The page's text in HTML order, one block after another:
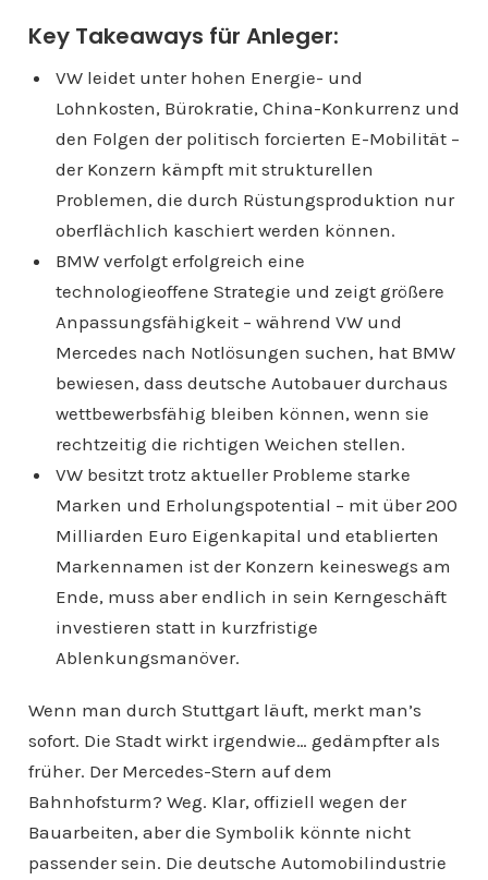
Key Takeaways für Anleger:
VW leidet unter hohen Energie- und
Lohnkosten, Bürokratie, China-Konkurrenz und
den Folgen der politisch forcierten E-Mobilität –
der Konzern kämpft mit strukturellen
Problemen, die durch Rüstungsproduktion nur
oberflächlich kaschiert werden können.
BMW verfolgt erfolgreich eine
technologieoffene Strategie und zeigt größere
Anpassungsfähigkeit – während VW und
Mercedes nach Notlösungen suchen, hat BMW
bewiesen, dass deutsche Autobauer durchaus
wettbewerbsfähig bleiben können, wenn sie
rechtzeitig die richtigen Weichen stellen.
VW besitzt trotz aktueller Probleme starke
Marken und Erholungspotential – mit über 200
Milliarden Euro Eigenkapital und etablierten
Markennamen ist der Konzern keineswegs am
Ende, muss aber endlich in sein Kerngeschäft
investieren statt in kurzfristige
Ablenkungsmanöver.
Wenn man durch Stuttgart läuft, merkt man’s
sofort. Die Stadt wirkt irgendwie… gedämpfter als
früher. Der Mercedes-Stern auf dem
Bahnhofsturm? Weg. Klar, offiziell wegen der
Bauarbeiten, aber die Symbolik könnte nicht
passender sein. Die deutsche Automobilindustrie